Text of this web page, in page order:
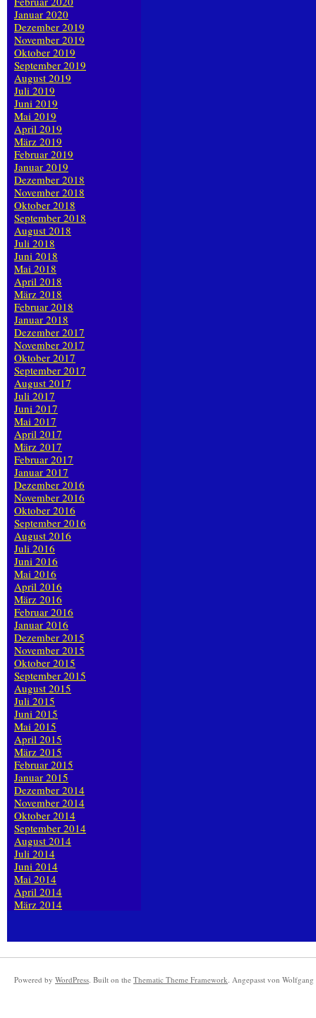
Januar 2020
Dezember 2019
November 2019
Oktober 2019
September 2019
August 2019
Juli 2019
Juni 2019
Mai 2019
April 2019
März 2019
Februar 2019
Januar 2019
Dezember 2018
November 2018
Oktober 2018
September 2018
August 2018
Juli 2018
Juni 2018
Mai 2018
April 2018
März 2018
Februar 2018
Januar 2018
Dezember 2017
November 2017
Oktober 2017
September 2017
August 2017
Juli 2017
Juni 2017
Mai 2017
April 2017
März 2017
Februar 2017
Januar 2017
Dezember 2016
November 2016
Oktober 2016
September 2016
August 2016
Juli 2016
Juni 2016
Mai 2016
April 2016
März 2016
Februar 2016
Januar 2016
Dezember 2015
November 2015
Oktober 2015
September 2015
August 2015
Juli 2015
Juni 2015
Mai 2015
April 2015
März 2015
Februar 2015
Januar 2015
Dezember 2014
November 2014
Oktober 2014
September 2014
August 2014
Juli 2014
Juni 2014
Mai 2014
April 2014
März 2014
Powered by WordPress. Built on the Thematic Theme Framework. Angepasst von